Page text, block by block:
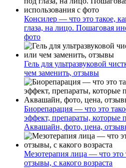
Консилер — что это такое,
глаза, на лицо. Пошаговая
фото
Гель для ультразвуковой
чем заменить, отзывы
Биорепарация — что это
эффект, препараты, которые
Аквашайн, фото, цена,
Мезотерапия лица — что это
отзывы, с какого возраста